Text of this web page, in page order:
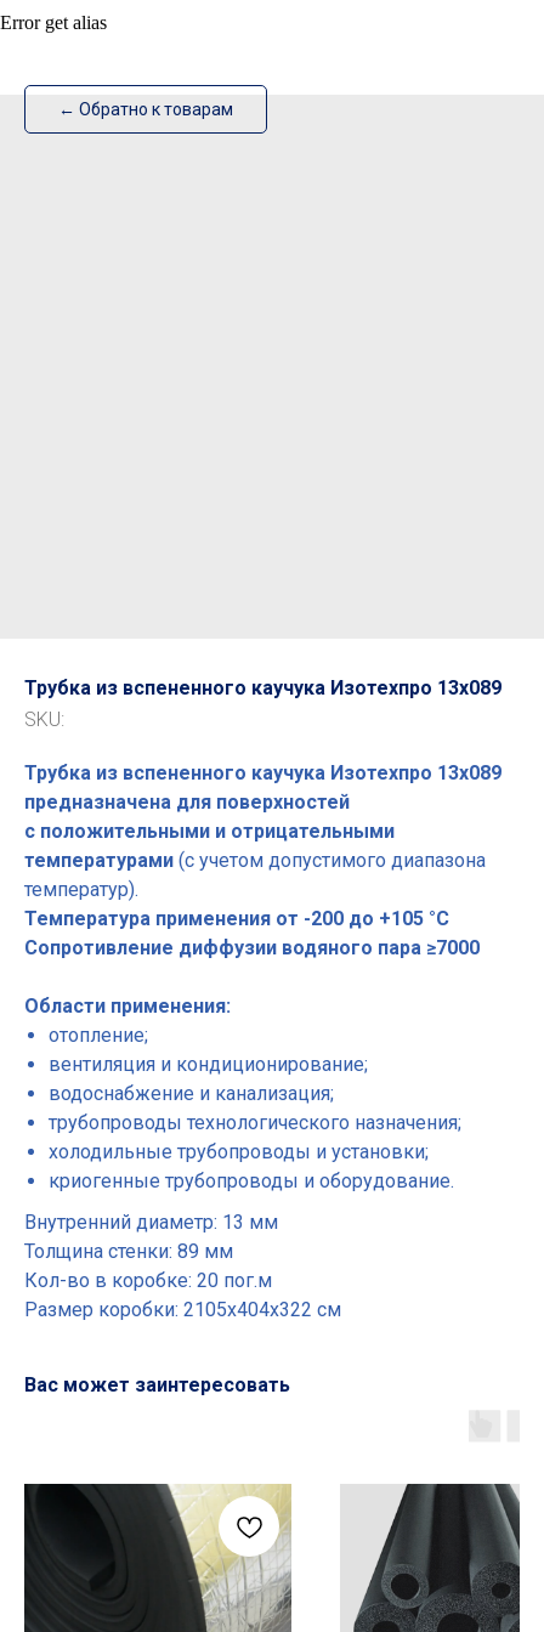
ИзотехПро
← Обратно к товарам
Error get alias
Трубка из вспененного каучука Изотехпро 13x089
SKU:
Трубка из вспененного каучука Изотехпро 13x089
предназначена для поверхностей
с положительными и отрицательными
температурами (с учетом допустимого диапазона
температур).
Температура применения от -200 до +105 °С
Сопротивление диффузии водяного пара ≥7000
Области применения:
отопление;
вентиляция и кондиционирование;
водоснабжение и канализация;
трубопроводы технологического назначения;
холодильные трубопроводы и установки;
криогенные трубопроводы и оборудование.
Внутренний диаметр: 13 мм
Толщина стенки: 89 мм
Кол-во в коробке: 20 пог.м
Размер коробки: 2105х404х322 см
Вас может заинтересовать